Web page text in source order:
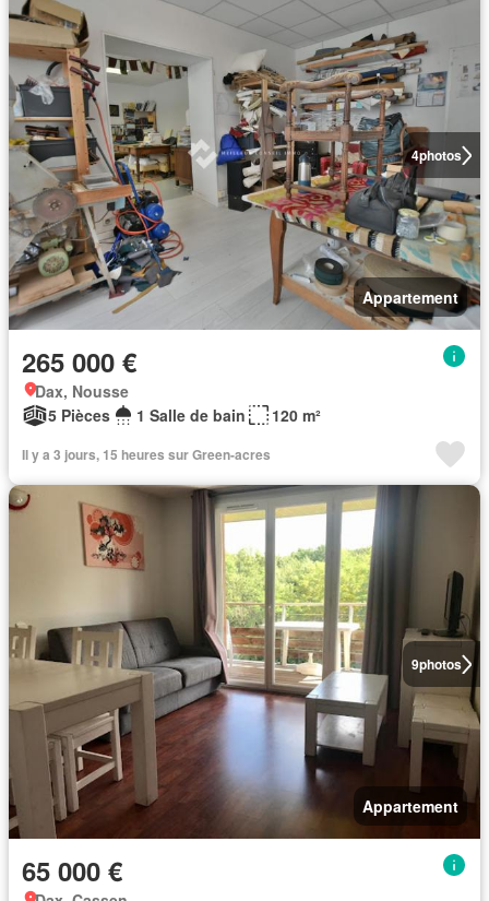
4photos
Appartement
265 000 €
Dax, Nousse
5 Pièces
1 Salle de bain 120 m²
Il y a 3 jours, 15 heures sur Green-acres
9photos
Appartement
65 000 €